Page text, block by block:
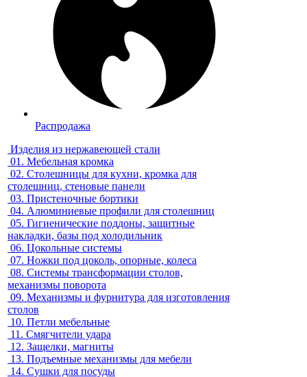
Распродажа
Изделия из нержавеющей стали
01. Мебельная кромка
02. Столешницы для кухни, кромка для
столешниц, стеновые панели
03. Пристеночные бортики
04. Алюминиевые профили для столешниц
05. Гигиенические поддоны, защитные
накладки, базы под холодильник
06. Цокольные системы
07. Ножки под цоколь, опорные, колеса
08. Системы трансформации столов,
механизмы поворота
09. Механизмы и фурнитура для изготовления
столов
10. Петли мебельные
11. Смягчители удара
12. Защелки, магниты
13. Подъемные механизмы для мебели
14. Сушки для посуды